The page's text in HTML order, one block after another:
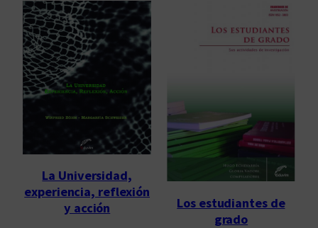
La Universidad,
experiencia, reflexión
y acción
Los estudiantes de
grado